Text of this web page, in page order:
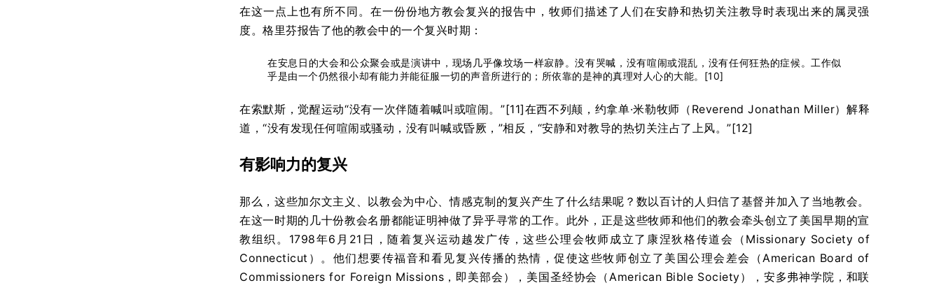
在这一点上也有所不同。在一份份地方教会复兴的报告中，牧师们描述了人们在安静和热切关注教导时表现出来的属灵强
度。格里芬报告了他的教会中的一个复兴时期：
在安息日的大会和公众聚会或是演讲中，现场几乎像坟场一样寂静。没有哭喊，没有喧闹或混乱，没有任何狂热的症候。工作似
乎是由一个仍然很小却有能力并能征服一切的声音所进行的；所依靠的是神的真理对人心的大能。[10]
在索默斯，觉醒运动“没有一次伴随着喊叫或喧闹。”[11]在西不列颠，约拿单·米勒牧师（Reverend Jonathan Miller）解释
道，“没有发现任何喧闹或骚动，没有叫喊或昏厥，”相反，“安静和对教导的热切关注占了上风。”[12]
有影响力的复兴
那么，这些加尔文主义、以教会为中心、情感克制的复兴产生了什么结果呢？数以百计的人归信了基督并加入了当地教会。
在这一时期的几十份教会名册都能证明神做了异乎寻常的工作。此外，正是这些牧师和他们的教会牵头创立了美国早期的宣
教组织。1798年6月21日，随着复兴运动越发广传，这些公理会牧师成立了康涅狄格传道会（Missionary Society of
Connecticut）。他们想要传福音和看见复兴传播的热情，促使这些牧师创立了美国公理会差会（American Board of
Commissioners for Foreign Missions，即美部会），美国圣经协会（American Bible Society），安多弗神学院，和联